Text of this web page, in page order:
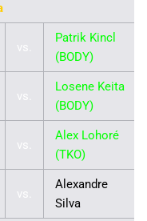
vs.
Patrik Kincl
(BODY)
vs.
Losene Keita
(BODY)
vs.
Alex Lohoré
(TKO)
vs.
Alexandre
Silva